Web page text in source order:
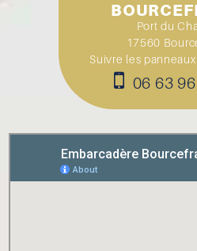
Port du
17560
Suivre les
06 63